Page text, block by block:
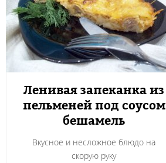
Ленивая запеканка из
пельменей под соусом
бешамель
Вкусное и несложное блюдо на
скорую руку